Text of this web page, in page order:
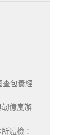
查包養經
韌億嵐辦
體檢：